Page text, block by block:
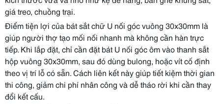
giá treo, chuồng trại.
Điểm tiện lợi của bát sắt chữ U nối góc vuông 30x30mm là
giúp người thợ tạo mối nối nhanh mà không cần hàn trực
tiếp. Khi lắp đặt, chỉ cần đặt bát U nối góc ôm vào thanh sắt
hộp vuông 30x30mm, sau đó dùng bulong, hoặc vít cố định
theo vị trí lỗ có sẵn. Cách liên kết này giúp tiết kiệm thời gian
thi công, giảm chi phí nhân công và dễ tháo rời khi cần thay
đổi kết cấu.